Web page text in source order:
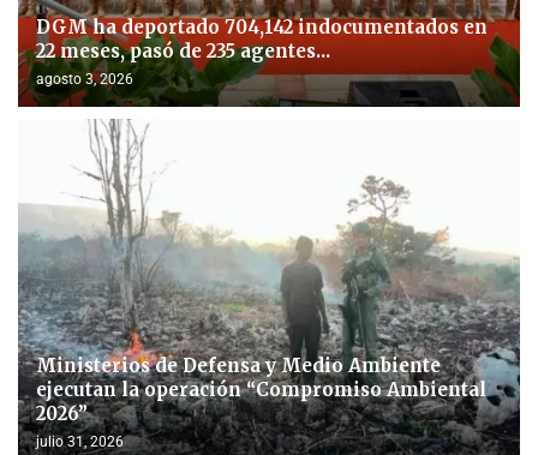
DGM ha deportado 704,142 indocumentados en
22 meses, pasó de 235 agentes...
agosto 3, 2026
Ministerios de Defensa y Medio Ambiente
ejecutan la operación “Compromiso Ambiental
2026”
julio 31, 2026